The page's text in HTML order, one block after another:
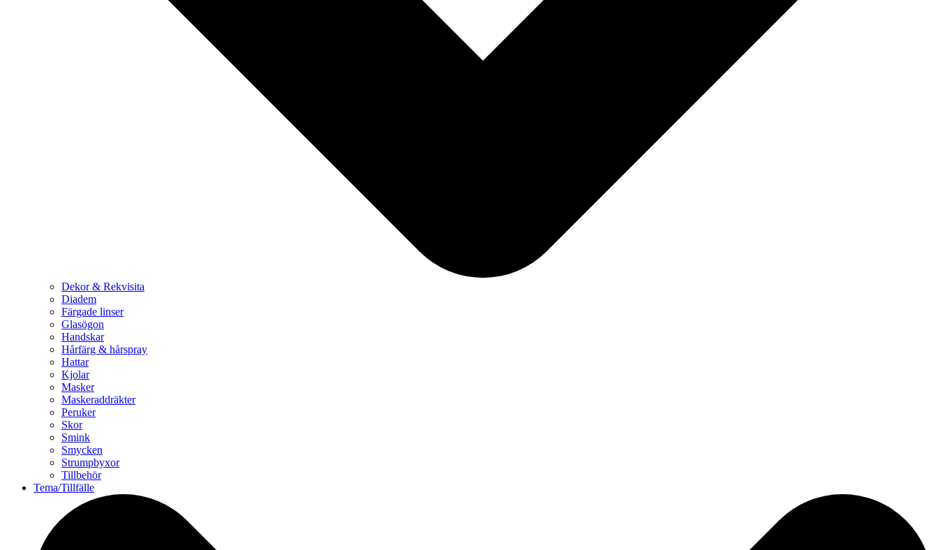
Dekor & Rekvisita
Diadem
Färgade linser
Glasögon
Handskar
Hårfärg & hårspray
Hattar
Kjolar
Masker
Maskeraddräkter
Peruker
Skor
Smink
Smycken
Strumpbyxor
Tillbehör
Tema/Tillfälle